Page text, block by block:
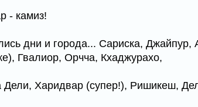
- камиз!
дни и города... Сариска, Джайпур,
Гвалиор, Орчча, Кхаджурахо,
Дели, Харидвар (супер!), Ришикеш,